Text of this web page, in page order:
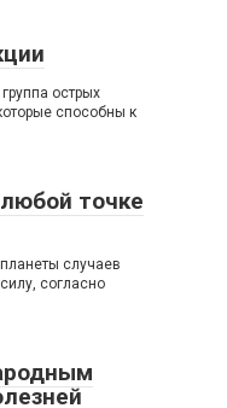
острых
способны к
точке
случаев
согласно